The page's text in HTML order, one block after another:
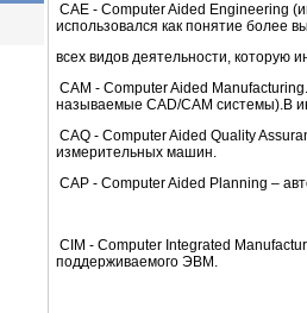
САЕ - Computer Aided Engineering
использовался как понятие более
всех видов деятельности,
CAM - Computer Aided
называемые CAD/CAM системы).В
CAQ - Computer Aided Quality
измерительных машин.
САР - Computer Aided Planning –
CIM - Computer Integrated
поддерживаемого ЭВМ.